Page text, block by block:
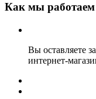
Как мы работаем
Вы оставляете
интернет-